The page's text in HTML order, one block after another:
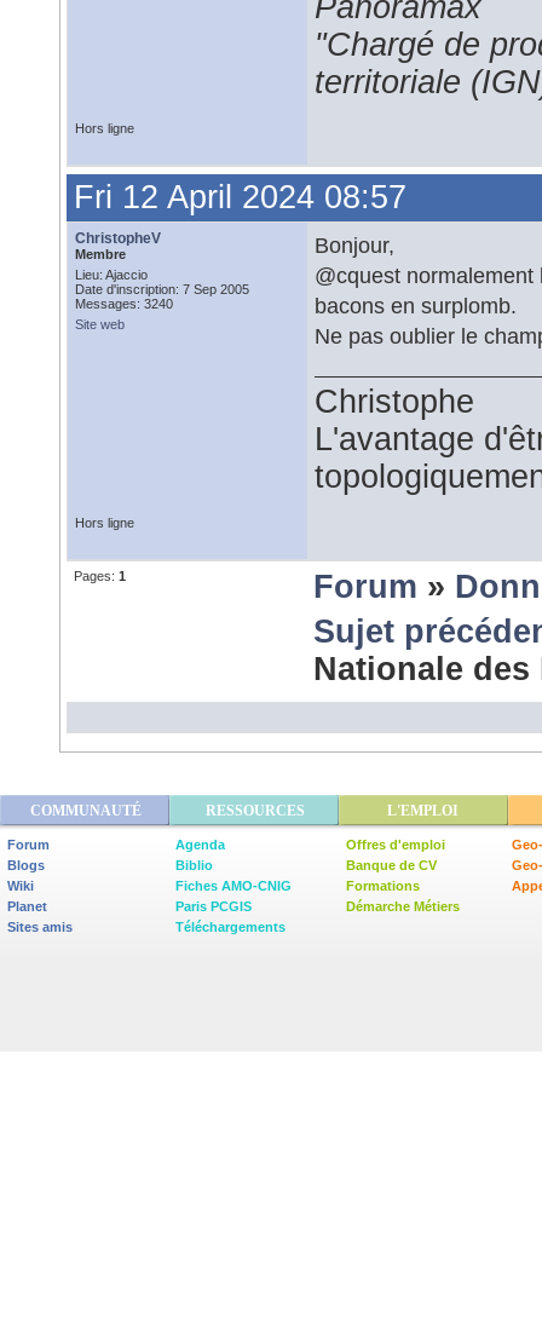
Panoramax
"Chargé de
territoriale
Hors ligne
Fri 12 April 2024 08:57
ChristopheV
Membre
Lieu: Ajaccio
Date d'inscription: 7 Sep 2005
Messages: 3240
Site web
Bonjour,
@cquest
bacons en surplomb.
Ne pas oublier le
Christophe
L'avantage
Hors ligne
Pages: 1 Forum »
Sujet
Nationale
COMMUNAUTÉ RESSOURCES L'EMPLOI
Forum
Blogs
Wiki
Planet
Sites amis
Agenda
Biblio
Fiches AMO-CNIG
Paris PCGIS
Téléchargements
Offres d'emploi
Banque de CV
Formations
Démarche Métiers